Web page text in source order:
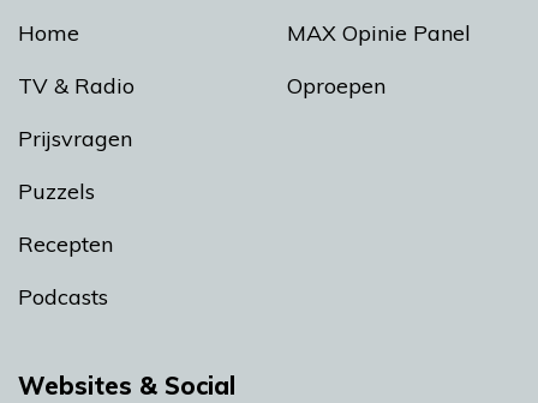
Home
TV & Radio
Prijsvragen
Puzzels
Recepten
Podcasts
MAX Opinie Panel
Oproepen
Websites & Social